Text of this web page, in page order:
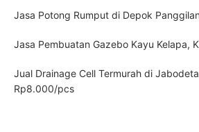
Jasa Potong Rumput di Depok
Jasa Pembuatan Gazebo Kayu Kelapa,
Jual Drainage Cell Termurah di
Rp8.000/pcs